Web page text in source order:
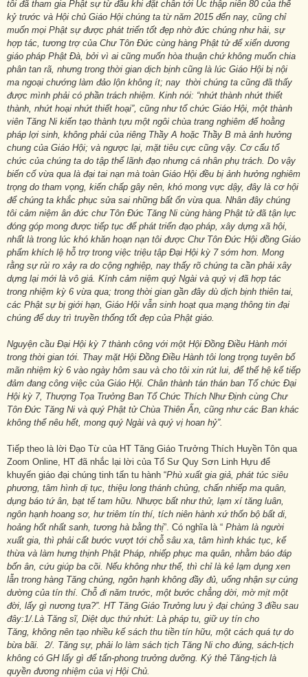
tôi đã tham gia Phật sự từ đầu khi đặt chân tới Úc thập niên 80 của thế
kỷ trước và Hội chủ Giáo Hội chúng ta từ năm 2015 đến nay, cũng chỉ
muốn mọi Phật sự được phát triển tốt đẹp nhờ đức chúng như hải, sự
hợp tác, tương trợ của Chư Tôn Đức cùng hàng Phật tử để xiển dương
giáo pháp Phật Đà, bởi vì ai cũng muốn hòa thuận chứ không muốn chia
phân tan rã, nhưng trong thời gian dịch bịnh cũng là lúc Giáo Hội bị nội
ma ngoại chướng làm đảo lộn không ít; nay thời chúng ta cũng đã thấy
được mình phải có phần trách nhiệm. Kinh nói: “nhứt thành nhứt thiết
thành, nhứt hoại nhứt thiết hoại”, cũng như tổ chức Giáo Hội, một thành
viên Tăng Ni kiến tạo thành tựu một ngôi chùa trang nghiêm để hoằng
pháp lợi sinh, không phải của riêng Thầy A hoặc Thầy B mà ảnh hưởng
chung của Giáo Hội; và ngược lại, mặt tiêu cực cũng vậy. Cơ cấu tổ
chức của chúng ta do tập thể lãnh đạo nhưng cá nhân phụ trách. Do vậy
biến cố vừa qua là đại tai nạn mà toàn Giáo Hội đều bị ảnh hưởng nghiêm
trọng do tham vọng, kiến chấp gây nên, khó mong vực dậy, đây là cơ hội
để chúng ta khắc phục sửa sai những bất ổn vừa qua. Nhân đây chúng
tôi cảm niệm ân đức chư Tôn Đức Tăng Ni cùng hàng Phật tử đã tận lực
đóng góp mong được tiếp tục để phát triển đạo pháp, xây dựng xã hội,
nhất là trong lúc khó khăn hoạn nạn tôi được Chư Tôn Đức Hội đồng Giáo
phẩm khích lệ hỗ trợ trong việc triệu tập Đại Hội kỳ 7 sớm hơn. Mong
rằng sự rủi ro xảy ra do cộng nghiệp, nay thấy rõ chúng ta cần phải xây
dựng lại mới là vô giá. Kính cảm niệm quý Ngài và quý vị đã hợp tác
trong nhiệm kỳ 6 vừa qua; trong thời gian gần đây dù dịch bịnh thiên tai,
các Phật sự bị giới hạn, Giáo Hội vẫn sinh hoạt qua mạng thông tin đại
chúng để duy trì truyền thống tốt đẹp của Phật giáo.
Nguyện cầu Đại Hội kỳ 7 thành công với một Hội Đồng Điều Hành mới
trong thời gian tới. Thay mặt Hội Đồng Điều Hành tôi long trọng tuyên bố
mãn nhiệm kỳ 6 vào ngày hôm sau và cho tôi xin rút lui, để thế hệ kế tiếp
đảm đang công việc của Giáo Hội. Chân thành tán thán ban Tổ chức Đại
Hội kỳ 7, Thượng Tọa Trưởng Ban Tổ Chức Thích Như Định cùng Chư
Tôn Đức Tăng Ni và quý Phật tử Chùa Thiên Ấn, cũng như các Ban khác
không thể nêu hết, mong quý Ngài và quý vị hoan hỷ”.
Tiếp theo là lời Đạo Từ của HT Tăng Giáo Trưởng Thích Huyền Tôn qua
Zoom Online, HT đã nhắc lại lời của Tổ Sư Quy Sơn Linh Hựu để
khuyến giáo đại chúng tinh tấn tu hành “Phù xuất gia giả, phát túc siêu
phương, tâm hình dị tục, thiệu long thánh chủng, chấn nhiếp ma quân,
dụng báo tứ ân, bạt tế tam hữu. Nhược bất như thử, lạm xí tăng luân,
ngôn hạnh hoang sơ, hư triêm tín thí, tích niên hành xứ thốn bộ bất di,
hoảng hốt nhất sanh, tương hà bằng thị”. Có nghĩa là “ Phàm là người
xuất gia, thì phải cất bước vượt tới chỗ sâu xa, tâm hình khác tục, kế
thừa và làm hưng thịnh Phật Pháp, nhiếp phục ma quân, nhằm báo đáp
bốn ân, cứu giúp ba cõi. Nếu không như thế, thì chỉ là kẻ lạm dụng xen
lẫn trong hàng Tăng chúng, ngôn hạnh không đầy đủ, uổng nhận sự cúng
dường của tín thí. Chỗ đi năm trước, một bước chẳng dời, mờ mịt một
đời, lấy gì nương tựa?”. HT Tăng Giáo Trưởng lưu ý đại chúng 3 điều sau
đây: 1/.Là Tăng sĩ, Diệt dục thứ nhứt: Là pháp tu, giữ uy tín cho
Tăng không nên tạo nhiều kế sách thu tiền tín hữu, một cách quá tự do
bừa bãi. 2/. Tăng sự, phải lo làm sách tịch Tăng Ni cho đúng, sách-tịch
không có GH lấy gì để tấn-phong trưởng dưỡng. Ký thẻ Tăng-tịch là
quyền đương nhiệm của vị Hội Chủ.